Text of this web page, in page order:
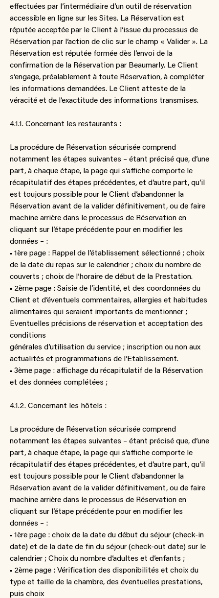
effectuées par l’intermédiaire d’un outil de réservation
accessible en ligne sur les Sites. La Réservation est
réputée acceptée par le Client à l’issue du processus de
Réservation par l’action de clic sur le champ « Valider ». La
Réservation est réputée formée dès l’envoi de la
confirmation de la Réservation par Beaumarly. Le Client
s’engage, préalablement à toute Réservation, à compléter
les informations demandées. Le Client atteste de la
véracité et de l’exactitude des informations transmises.
4.1.1. Concernant les restaurants :
La procédure de Réservation sécurisée comprend
notamment les étapes suivantes – étant précisé que, d’une
part, à chaque étape, la page qui s’affiche comporte le
récapitulatif des étapes précédentes, et d’autre part, qu’il
est toujours possible pour le Client d’abandonner la
Réservation avant de la valider définitivement, ou de faire
machine arrière dans le processus de Réservation en
cliquant sur l’étape précédente pour en modifier les
données – :
• 1ère page : Rappel de l’établissement sélectionné ; choix
de la date du repas sur le calendrier ; choix du nombre de
couverts ; choix de l’horaire de début de la Prestation.
• 2ème page : Saisie de l’identité, et des coordonnées du
Client et d’éventuels commentaires, allergies et habitudes
alimentaires qui seraient importants de mentionner ;
Eventuelles précisions de réservation et acceptation des
conditions
générales d’utilisation du service ; inscription ou non aux
actualités et programmations de l’Etablissement.
• 3ème page : affichage du récapitulatif de la Réservation
et des données complétées ;
4.1.2. Concernant les hôtels :
La procédure de Réservation sécurisée comprend
notamment les étapes suivantes – étant précisé que, d’une
part, à chaque étape, la page qui s’affiche comporte le
récapitulatif des étapes précédentes, et d’autre part, qu’il
est toujours possible pour le Client d’abandonner la
Réservation avant de la valider définitivement, ou de faire
machine arrière dans le processus de Réservation en
cliquant sur l’étape précédente pour en modifier les
données – :
• 1ère page : choix de la date du début du séjour (check-in
date) et de la date de fin du séjour (check-out date) sur le
calendrier ; Choix du nombre d’adultes et d’enfants ;
• 2ème page : Vérification des disponibilités et choix du
type et taille de la chambre, des éventuelles prestations,
puis choix